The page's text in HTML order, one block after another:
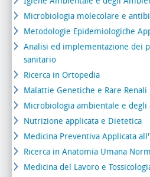
Microbiologia molecolare e
Metodologie Epidemiologiche
Analisi ed implementazione dei
sanitario
Ricerca in Ortopedia
Malattie Genetiche e Rare Renali
Microbiologia ambientale e
Nutrizione applicata e Dietetica
Medicina Preventiva Applicata
Ricerca in Anatomia Umana
Medicina del Lavoro e